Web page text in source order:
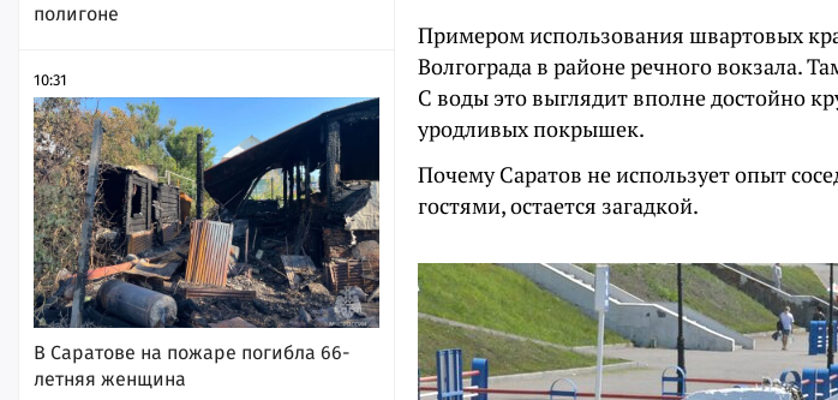
полигоне
10:31
В Саратове на пожаре погибла 66-
летняя женщина
Примером использования швартовых
Волгограда в районе речного вокзала.
С воды это выглядит вполне достойно
уродливых покрышек.
Почему Саратов не использует опыт
гостями, остается загадкой.